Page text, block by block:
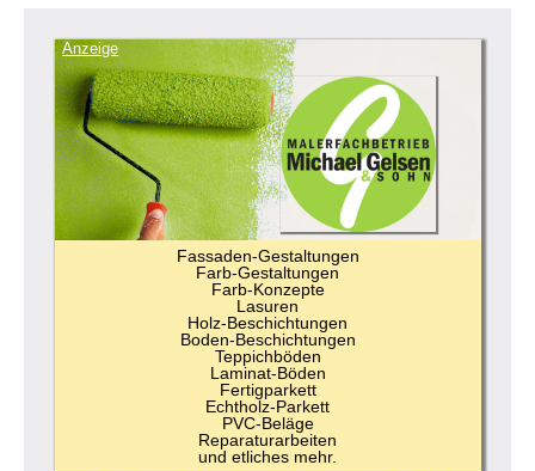
Anzeige
Fassaden-Gestaltungen
Farb-Gestaltungen
Farb-Konzepte
Lasuren
Holz-Beschichtungen
Boden-Beschichtungen
Teppichböden
Laminat-Böden
Fertigparkett
Echtholz-Parkett
PVC-Beläge
Reparaturarbeiten
und etliches mehr.